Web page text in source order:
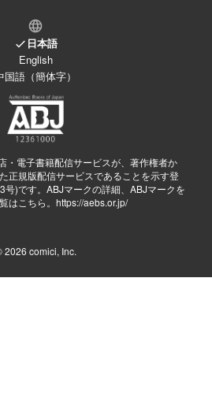
日本語
English
国語（簡体字）
・電子書籍配信サービスが、著作権者か
正規版配信サービスであることを示す登
)です。ABJマークの詳細、ABJマークを
はこちら。 https://aebs.or.jp/
2026 comici, Inc.